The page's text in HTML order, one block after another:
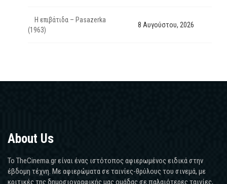
Η επιβάτιδα – Pasazerka
(1963)
8 Αυγούστου, 2026
About Us
Το TheCinema.gr είναι ένας ιστότοπος αφιερωμένος ειδικά στην
έβδομη τέχνη. Με αφιερώματα σε ταινίες-θρύλους του σινεμά, με
κριτικές της δημοσιογραφικής μας ομάδας σε παλαιότερες ταινίες,